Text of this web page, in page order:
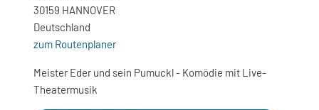
30159 HANNOVER
Deutschland
zum Routenplaner
Meister Eder und sein Pumuckl - Komödie mit Live-
Theatermusik